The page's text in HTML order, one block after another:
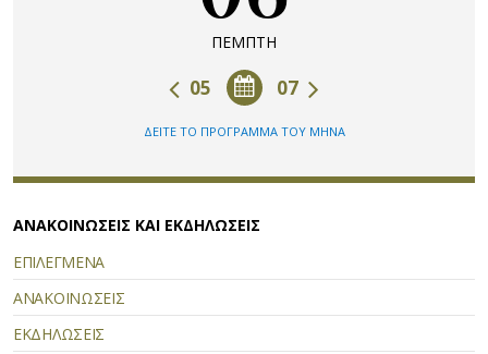
ΠΕΜΠΤΗ
07
05
ΔΕΙΤΕ ΤΟ ΠΡΟΓΡΑΜΜΑ ΤΟΥ ΜΗΝΑ
ΑΝΑΚΟΙΝΩΣΕΙΣ ΚΑΙ ΕΚΔΗΛΩΣΕΙΣ
ΕΠΙΛΕΓΜΕΝΑ
ΑΝΑΚΟΙΝΩΣΕΙΣ
ΕΚΔΗΛΩΣΕΙΣ